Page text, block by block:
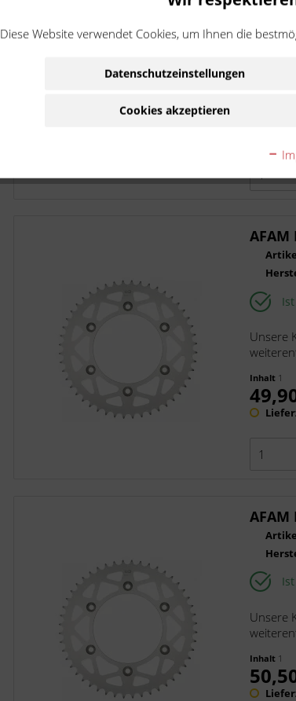
AFAM
Unsere
unsere
Inhalt 1
AFAM
Unsere
unsere
Inhalt 1
Diese Website verwendet Cookies, um Ihnen die
Datenschutzeinstellungen
Cookies akzeptieren